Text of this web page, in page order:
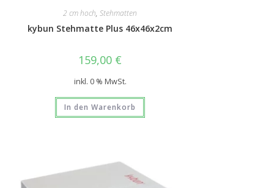
2 cm hoch,Stehmatten
kybun Stehmatte Plus 46x46x2cm
159,00 €
inkl. 0 % MwSt.
In den Warenkorb